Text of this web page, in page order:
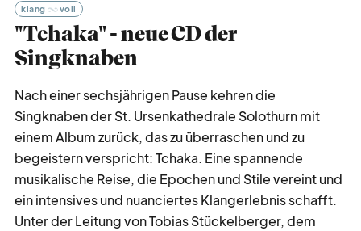
klang voll
"Tchaka" - neue CD der
Singknaben
Nach einer sechsjährigen Pause kehren die
Singknaben der St. Ursenkathedrale Solothurn mit
einem Album zurück, das zu überraschen und zu
begeistern verspricht: Tchaka. Eine spannende
musikalische Reise, die Epochen und Stile vereint und
ein intensives und nuanciertes Klangerlebnis schafft.
Unter der Leitung von Tobias Stückelberger, dem